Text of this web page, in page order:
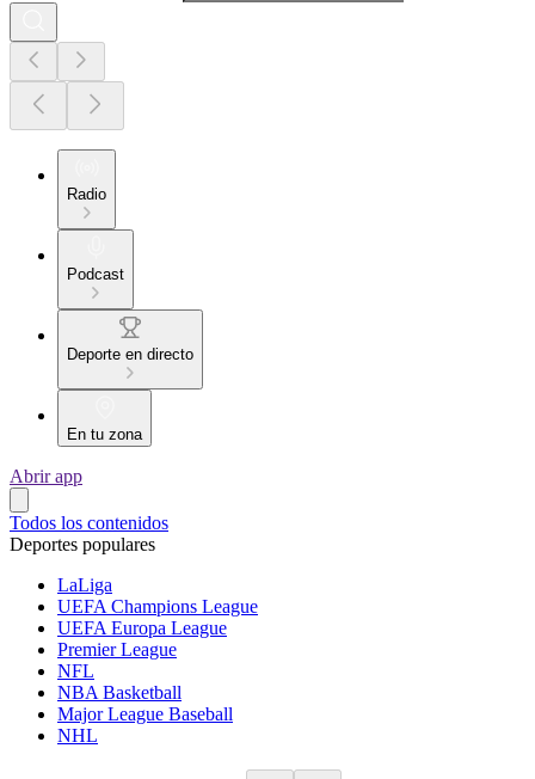
Radio
Podcast
Deporte en directo
En tu zona
Abrir app
Todos los contenidos
Deportes populares
LaLiga
UEFA Champions League
UEFA Europa League
Premier League
NFL
NBA Basketball
Major League Baseball
NHL